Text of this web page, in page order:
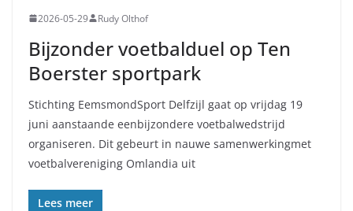
2026-05-29 Rudy Olthof
Bijzonder voetbalduel op Ten
Boerster sportpark
Stichting EemsmondSport Delfzijl gaat op vrijdag 19
juni aanstaande eenbijzondere voetbalwedstrijd
organiseren. Dit gebeurt in nauwe samenwerkingmet
voetbalvereniging Omlandia uit
Lees meer